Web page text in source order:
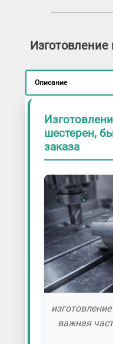
Изготовление
Описание
шестерен,
заказа
важная